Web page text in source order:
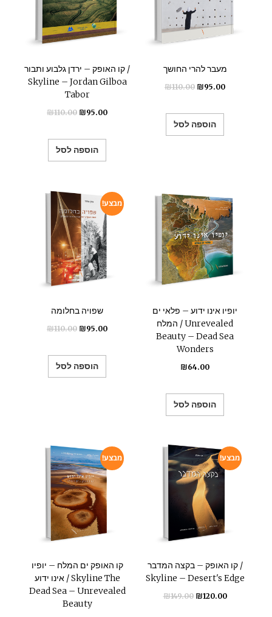
קו האופק – ירדן גלבוע ותבור /
Skyline – Jordan Gilboa
Tabor
₪110.00 ₪95.00
הוספה לסל
מעבר להרי החושך
₪110.00 ₪95.00
הוספה לסל
מבצע!
שפויה בחלומה
₪110.00 ₪95.00
הוספה לסל
יופיו אינו ידוע – פלאי ים
המלח / Unrevealed
Beauty – Dead Sea
Wonders
₪64.00
הוספה לסל
מבצע!
קו האופק ים המלח – יופיו
אינו ידוע / Skyline The
Dead Sea – Unrevealed
Beauty
מבצע!
קו האופק – בקצה המדבר /
Skyline – Desert's Edge
₪149.00 ₪120.00